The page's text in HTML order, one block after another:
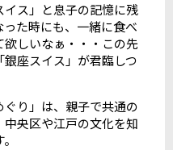
イス」と息子の記憶に残
た時にも、一緒に食べ
しいなぁ・・・この先
座スイス」が君臨しつ
り」は、親子で共通の
央区や江戸の文化を知